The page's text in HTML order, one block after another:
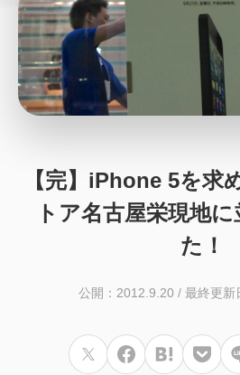
回線 iPhone Mac
ガイド ニュース オーディオ
【完】iPhone 5を求
トア名古屋栄現地
た！
公開：2012.9.20 / 最終更新